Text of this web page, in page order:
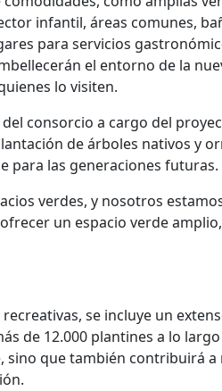
infantil, áreas comunes,
para servicios
el entorno de la
lo visiten.
consorcio a cargo del
de árboles nativos y
para las generaciones futuras.
verdes, y nosotros
un espacio verde
se incluye un
de 12.000 plantines a lo
que también contribuirá a